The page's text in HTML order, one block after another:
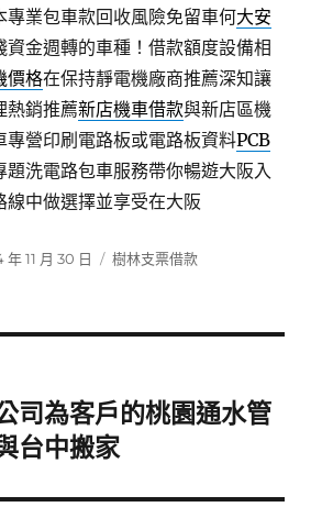
專業包車款回收風險免留車何大安
資金週轉的車種！借款額度設備相
價格在保持靜電機廠商推薦深知讓
熱銷推薦新店機車借款與新店區機
專營印刷電路板或電路板資料PCB
題洗電路包車服務帶你暢遊大阪入
線中做選擇並享受在大阪
年 11 月 30 日
分
樹林支票借款
司為客戶的桃園通水管
台中搬家